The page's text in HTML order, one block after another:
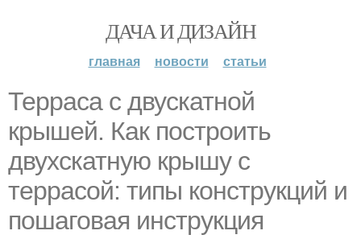
ДАЧА И ДИЗАЙН
главная новости статьи
Терраса с двускатной
крышей. Как построить
двухскатную крышу с
террасой: типы конструкций и
пошаговая инструкция